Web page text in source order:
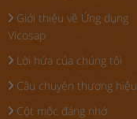
Giới thiệu về Ứng dụng
Vicosap
Lời hứa của chúng tôi
Câu chuyện thương hiệu
Cột mốc đáng nhớ